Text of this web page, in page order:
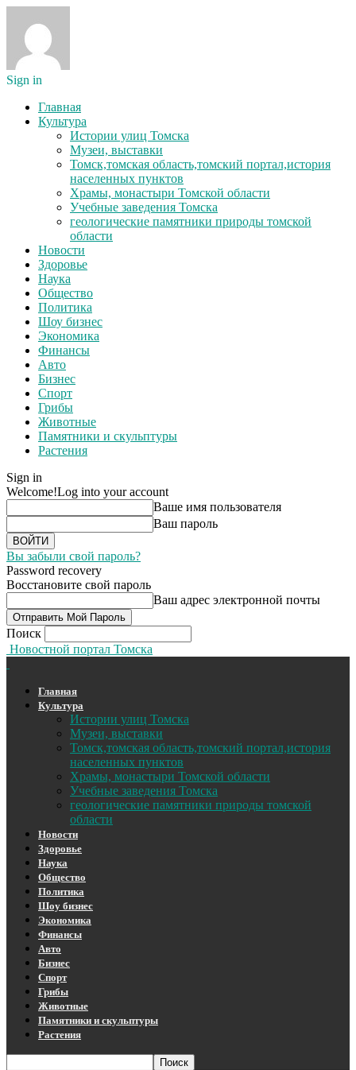
Sign in
Главная
Культура
Истории улиц Томска
Музеи, выставки
Томск,томская область,томский портал,история
населенных пунктов
Храмы, монастыри Томской области
Учебные заведения Томска
геологические памятники природы томской
области
Новости
Здоровье
Наука
Общество
Политика
Шоу бизнес
Экономика
Финансы
Авто
Бизнес
Спорт
Грибы
Животные
Памятники и скульптуры
Растения
Sign in
Welcome!Log into your account
Ваше имя пользователя
Ваш пароль
Вы забыли свой пароль?
Password recovery
Восстановите свой пароль
Ваш адрес электронной почты
Поиск
Новостной портал Томска
Главная
Культура
Истории улиц Томска
Музеи, выставки
Томск,томская область,томский портал,история
населенных пунктов
Храмы, монастыри Томской области
Учебные заведения Томска
геологические памятники природы томской
области
Новости
Здоровье
Наука
Общество
Политика
Шоу бизнес
Экономика
Финансы
Авто
Бизнес
Спорт
Грибы
Животные
Памятники и скульптуры
Растения